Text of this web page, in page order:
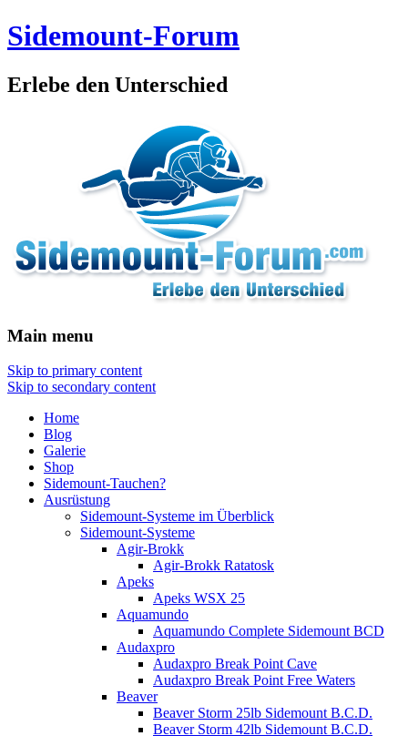
Sidemount-Forum
Erlebe den Unterschied
Main menu
Skip to primary content
Skip to secondary content
Home
Blog
Galerie
Shop
Sidemount-Tauchen?
Ausrüstung
Sidemount-Systeme im Überblick
Sidemount-Systeme
Agir-Brokk
Agir-Brokk Ratatosk
Apeks
Apeks WSX 25
Aquamundo
Aquamundo Complete Sidemount BCD
Audaxpro
Audaxpro Break Point Cave
Audaxpro Break Point Free Waters
Beaver
Beaver Storm 25lb Sidemount B.C.D.
Beaver Storm 42lb Sidemount B.C.D.